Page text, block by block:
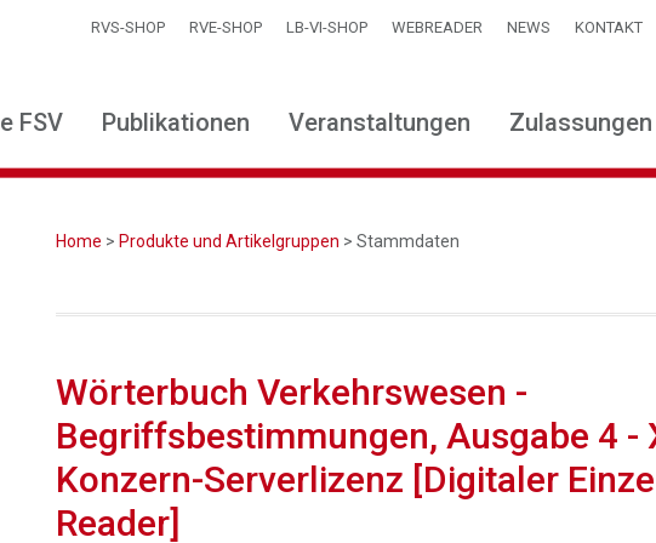
RVS-SHOP RVE-SHOP LB-VI-SHOP WEBREADER NEWS KONTAKT
FSV Publikationen Veranstaltungen Zulassungen
Home > Produkte und Artikelgruppen > Stammdaten
Wörterbuch Verkehrswesen -
Begriffsbestimmungen, Ausgabe 4 -
Konzern-Serverlizenz [Digitaler
Reader]